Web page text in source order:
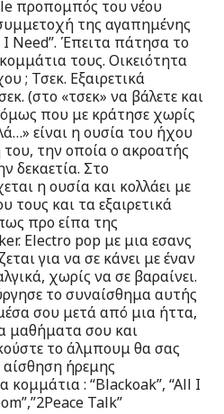
προπομπός του νέου
της αγαπημένης
Need”. Έπειτα πάτησα το
τους. Οικειότητα
; Τσεκ. Εξαιρετικά
(στο «τσεκ» να βάλετε και
που με κράτησε χωρίς
είναι η ουσία του ήχου
την οποία ο ακροατής
δεκαετία. Στο
η ουσία και κολλάει με
τους και τα εξαιρετικά
προ είπα της
Electro pop με μια εσανς
για να σε κάνει με έναν
χωρίς να σε βαραίνει.
το συναίσθημα αυτής
σου μετά από μια ήττα,
μαθήματα σου και
το άλμπουμ θα σας
αίσθηση ήρεμης
κομμάτια : “Blackoak”, “All I
Talk”